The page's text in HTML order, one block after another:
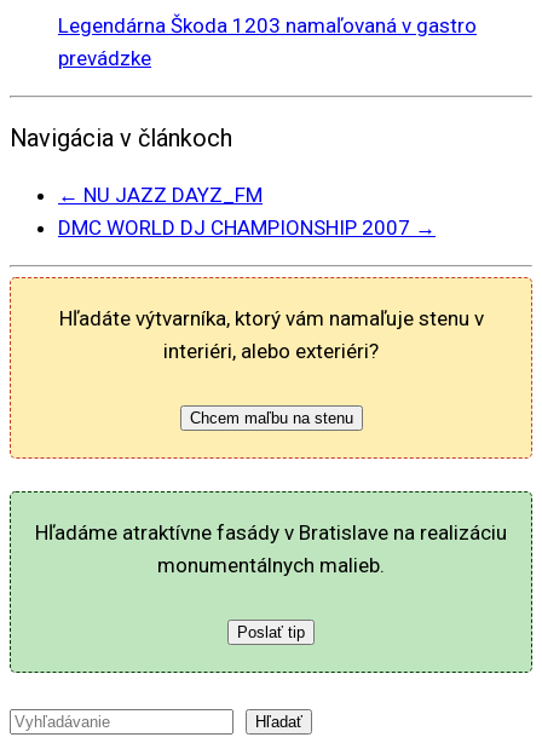
Legendárna Škoda 1203 namaľovaná v gastro
prevádzke
Navigácia v článkoch
← NU JAZZ DAYZ_FM
DMC WORLD DJ CHAMPIONSHIP 2007 →
Hľadáte výtvarníka, ktorý vám namaľuje stenu v
interiéri, alebo exteriéri?
Chcem maľbu na stenu
Hľadáme atraktívne fasády v Bratislave na realizáciu
monumentálnych malieb.
Poslať tip
Hľadať Hľadať